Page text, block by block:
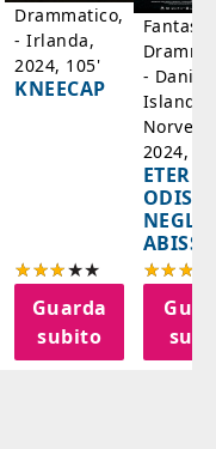
Drammatico,
- Irlanda,
2024, 105'
KNEECAP
Guarda
subito
-
Islanda,
2024,
NEGLI
ABISSI